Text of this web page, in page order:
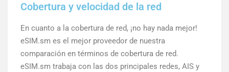
Cobertura y velocidad de la red
En cuanto a la cobertura de red, ¡no hay nada mejor!
eSIM.sm es el mejor proveedor de nuestra
comparación en términos de cobertura de red.
eSIM.sm trabaja con las dos principales redes, AIS y